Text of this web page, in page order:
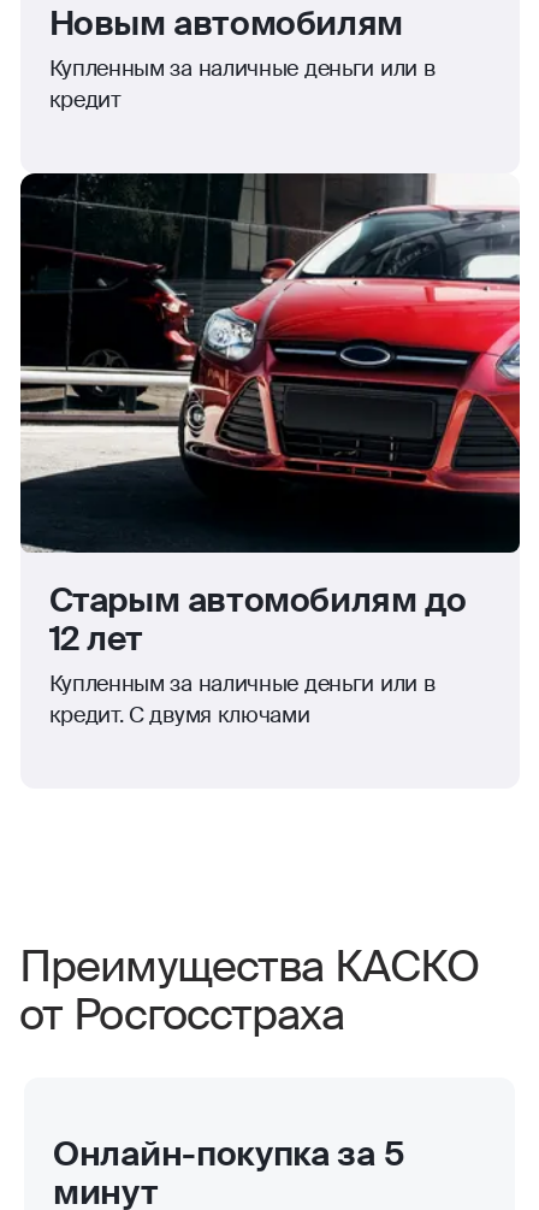
Новым автомобилям
Купленным за наличные деньги или в
кредит
Старым автомобилям до
12 лет
Купленным за наличные деньги или в
кредит. С двумя ключами
Преимущества КАСКО
от Росгосстраха
Онлайн-покупка за 5
минут